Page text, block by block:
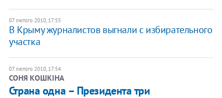
07 лютого 2010, 17:55
В Крыму журналистов выгнали с избирательного
участка
07 лютого 2010, 17:54
СОНЯ КОШКІНА
Страна одна – Президента три